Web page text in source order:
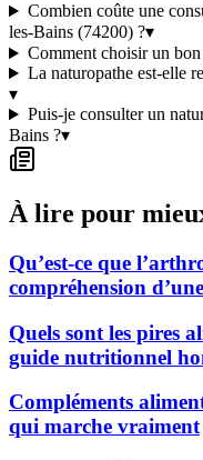
Combien coûte une
les-Bains (74200) ?▾
Comment choisir un
La naturopathe est-elle
▾
Puis-je consulter un
Bains ?▾
À lire pour
Qu’est-ce que
compréhension
Quels sont les pires
guide nutritionnel
Compléments
qui marche vraiment